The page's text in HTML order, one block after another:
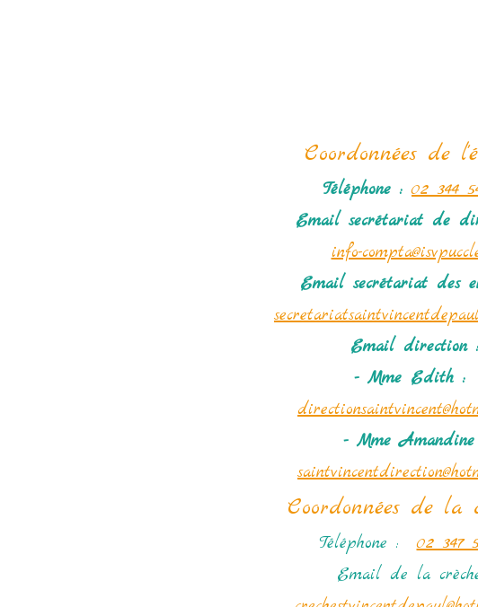
Coordonnées de
Téléphone : 02 344
Email secrétariat de
info-
Email secrétariat des
Email direction :
- Mme Edith :
- Mme
Coordonnées de la
Téléphone :
02 347
Email de la